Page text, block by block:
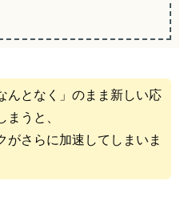
んとなく」のまま新しい応
まうと、
がさらに加速してしまいま